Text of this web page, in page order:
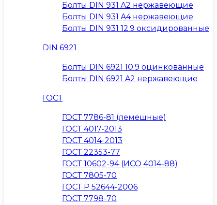
Болты DIN 931 A2 нержавеющие
Болты DIN 931 A4 нержавеющие
Болты DIN 931 12.9 оксидированные
DIN 6921
Болты DIN 6921 10.9 оцинкованные
Болты DIN 6921 A2 нержавеющие
ГОСТ
ГОСТ 7786-81 (лемешные)
ГОСТ 4017-2013
ГОСТ 4014-2013
ГОСТ 22353-77
ГОСТ 10602-94 (ИСО 4014-88)
ГОСТ 7805-70
ГОСТ Р 52644-2006
ГОСТ 7798-70